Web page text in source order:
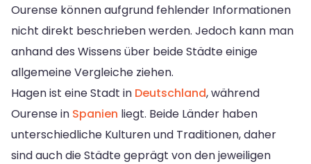
Ourense können aufgrund fehlender Informationen
nicht direkt beschrieben werden. Jedoch kann man
anhand des Wissens über beide Städte einige
allgemeine Vergleiche ziehen.
Hagen ist eine Stadt in Deutschland, während
Ourense in Spanien liegt. Beide Länder haben
unterschiedliche Kulturen und Traditionen, daher
sind auch die Städte geprägt von den jeweiligen